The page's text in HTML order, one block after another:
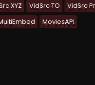
XYZ VidSrc TO VidSrc
MoviesAPI